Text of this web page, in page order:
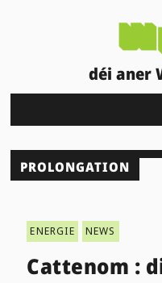
déi aner
PROLONGATION
ENERGIE NEWS
Cattenom :